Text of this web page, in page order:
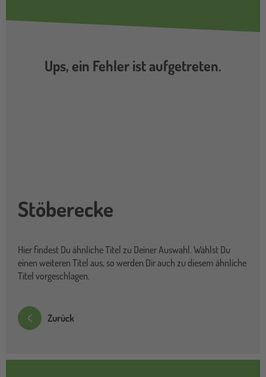
Ups, ein Fehler ist aufgetreten.
Stöberecke
Hier findest Du ähnliche Titel zu Deiner Auswahl. Wählst Du
einen weiteren Titel aus, so werden Dir auch zu diesem ähnliche
Titel vorgeschlagen.
Zurück